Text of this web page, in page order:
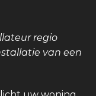
regio
van een